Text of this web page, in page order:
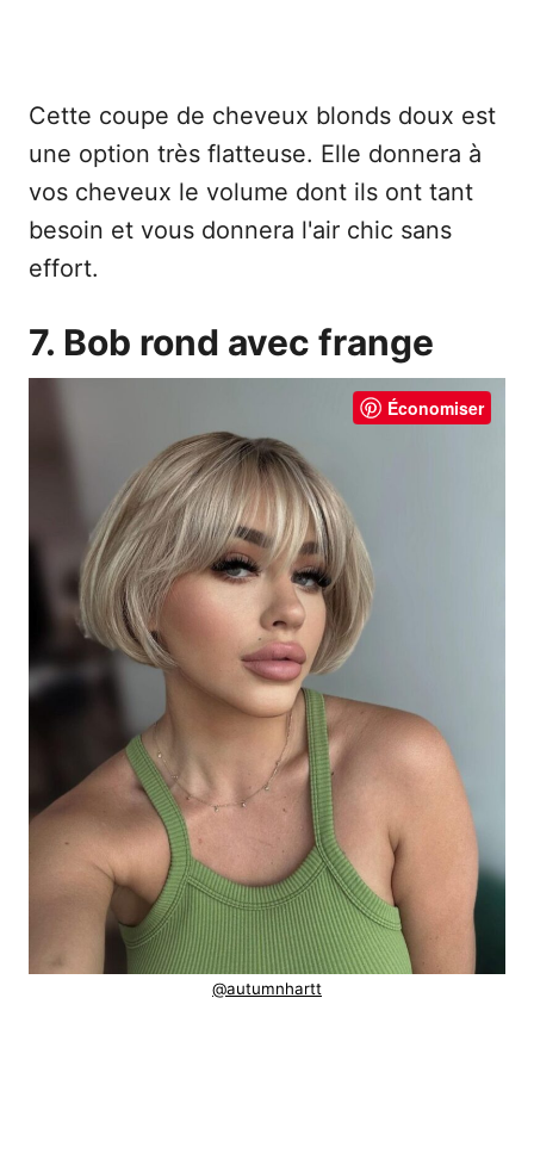
Cette coupe de cheveux blonds doux est
une option très flatteuse. Elle donnera à
vos cheveux le volume dont ils ont tant
besoin et vous donnera l'air chic sans
effort.
7. Bob rond avec frange
Économiser
@autumnhartt